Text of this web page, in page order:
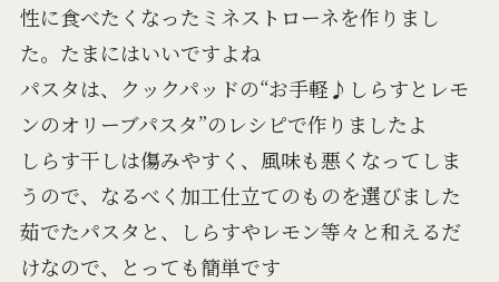
性に食べたくなったミネストローネを作りまし
た。たまにはいいですよね
パスタは、クックパッドの“お手軽♪しらすとレモ
ンのオリーブパスタ”のレシピで作りましたよ
しらす干しは傷みやすく、風味も悪くなってしま
うので、なるべく加工仕立てのものを選びました
茹でたパスタと、しらすやレモン等々と和えるだ
けなので、とっても簡単です